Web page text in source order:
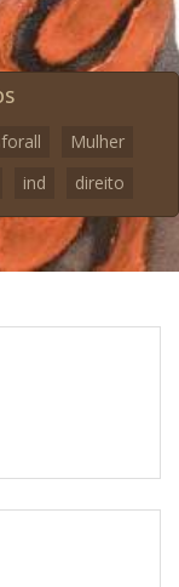
Mulher
ind direito